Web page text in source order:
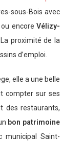
sous-Bois avec
ou encoreVélizy-
proximité de la
d’emploi.
elle a une belle
compter sur ses
des restaurants,
bon patrimoine
municipal Saint-